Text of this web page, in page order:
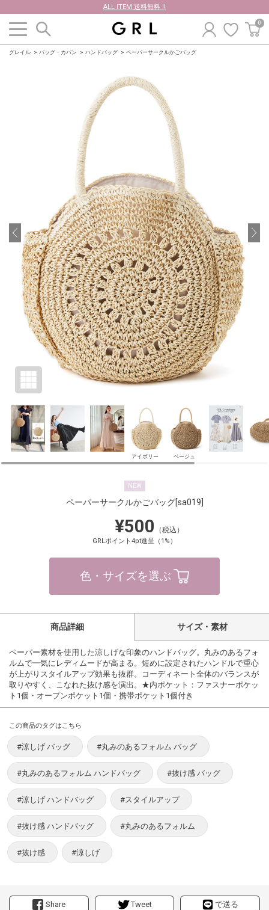
ALL ITEM 送料無料 !!
0
グレイル バッグ・カバン ハンドバッグ ペーパーサークルかごバッグ
アイボリー ベージュ
NEW
ペーパーサークルかごバッグ[sa019]
¥500 （税込）
GRLポイント4pt進呈（1%）
色・サイズを選ぶ
Share Tweet で送る
商品詳細 サイズ・素材
ペーパー素材を使用した涼しげな印象のハンドバッグ。丸みのあるフォ
ルムで一気にレディムードが高まる。短めに設定されたハンドルで重心
が上がりスタイルアップ効果も抜群。コーディネート全体のバランスが
取りやすく、こなれた抜け感を演出。★内ポケット：ファスナーポケッ
ト1個・オープンポケット1個・携帯ポケット1個付き
この商品のタグはこちら
#涼しげ バッグ #丸みのあるフォルム バッグ
#丸みのあるフォルム ハンドバッグ #抜け感 バッグ
#涼しげ ハンドバッグ #スタイルアップ
#抜け感 ハンドバッグ #丸みのあるフォルム
#抜け感 #涼しげ